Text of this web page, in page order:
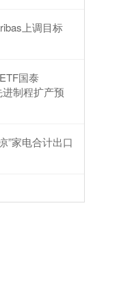
上调目标
国泰
进制程扩产预
”家电合计出口